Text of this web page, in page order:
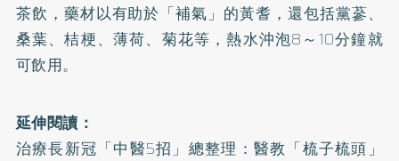
茶飲，藥材以有助於「補氣」的黃耆，還包括黨蔘、
桑葉、桔梗、薄荷、菊花等，熱水沖泡8～10分鐘就
可飲用。
延伸閱讀：
治療長新冠「中醫5招」總整理：醫教「梳子梳頭」